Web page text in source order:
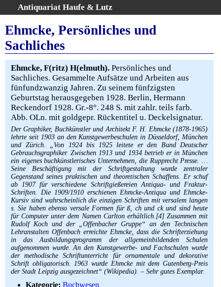
Antiquariat Haufe & Lutz
Home
Gesamtbestand
Erweiterte Suche
Kategorien
Schlagwörter
Warenkorb
AGB
Widerruf
Über uns
Aktuelle Kataloge
Kontakt
Ankauf
Links
Impressum
Ehmcke, Persönliches und
Sachliches
Ehmcke, F(ritz) H(elmuth). Persönliches und
Sachliches. Gesammelte Aufsätze und Arbeiten aus
fünfundzwanzig Jahren. Zu seinem fünfzigsten
Geburtstag herausgegeben 1928. Berlin, Hermann
Reckendorf 1928. Gr.-8°. 248 S. mit zahlr. teils farb.
Abb. OLn. mit goldgepr. Rückentitel u. Deckelsignatur.
Der Graphiker, Buchkünstler und Architekt F. H. Ehmcke (1878-1965)
lehrte seit 1903 an den Kunstgewerbeschulen in Düsseldorf, München
und Zürich. „Von 1924 bis 1925 leitete er den Bund Deutscher
Gebrauchsgraphiker. Zwischen 1913 und 1934 betrieb er in München
ein eigenes buchkünstlerisches Unternehmen, die Rupprecht Presse. …
Seine Beschäftigung mit der Schriftgestaltung wurde zentraler
Gegenstand seines praktischen und theoretischen Schaffens. Er schuf
ab 1907 für verschiedene Schriftgießereien Antiqua- und Fraktur-
Schriften. Die 1909/1910 erschienen Ehmcke-Antiqua und Ehmcke-
Kursiv sind wahrscheinlich die einzigen Schriften mit versalem langen
s. Sie haben ebenso versale Formen für ß, ch und ck und sind heute
für Computer unter dem Namen Carlton erhältlich.[4] Zusammen mit
Rudolf Koch und der „Offenbacher Gruppe“ an den Technischen
Lehranstalten Offenbach erreichte Ehmcke, dass die Schrifterziehung
in das Ausbildungsprogramm der allgemeinbildenden Schulen
aufgenommen wurde. An den Kunstgewerbe- und Fachschulen wurde
der methodische Schriftunterricht für ornamentale und dekorative
Schrift obligatorisch. 1963 wurde Ehmcke mit dem Gutenberg-Preis
der Stadt Leipzig ausgezeichnet“ (Wikipedia). – Sehr gutes Exemplar.
Kategorie: Buchwesen